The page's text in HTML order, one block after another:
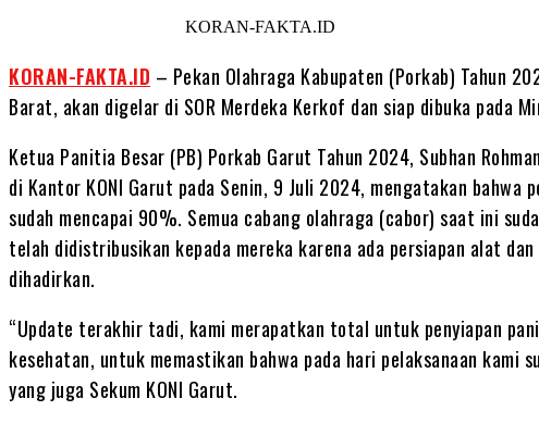
KORAN-FAKTA.ID
KORAN-FAKTA.ID – Pekan Olahraga Kabupaten (Porkab) Tahun
Barat, akan digelar di SOR Merdeka Kerkof dan siap dibuka pada
Ketua Panitia Besar (PB) Porkab Garut Tahun 2024, Subhan
di Kantor KONI Garut pada Senin, 9 Juli 2024, mengatakan bahwa
sudah mencapai 90%. Semua cabang olahraga (cabor) saat ini
telah didistribusikan kepada mereka karena ada persiapan alat
dihadirkan.
“Update terakhir tadi, kami merapatkan total untuk penyiapan
kesehatan, untuk memastikan bahwa pada hari pelaksanaan kami
yang juga Sekum KONI Garut.